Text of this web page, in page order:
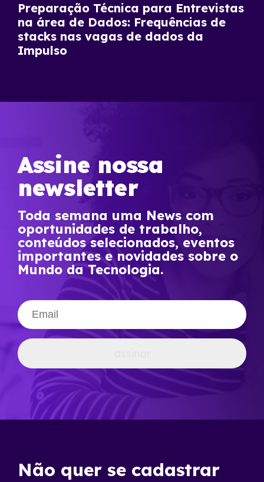
Preparação Técnica para Entrevistas
na área de Dados: Frequências de
stacks nas vagas de dados da
Impulso
Assine nossa
newsletter
Toda semana uma News com
oportunidades de trabalho,
conteúdos selecionados, eventos
importantes e novidades sobre o
Mundo da Tecnologia.
Não quer se cadastrar